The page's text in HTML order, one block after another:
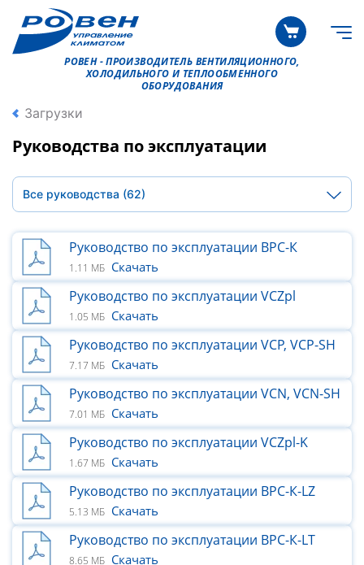
РОВЕН - ПРОИЗВОДИТЕЛЬ ВЕНТИЛЯЦИОННОГО,
ХОЛОДИЛЬНОГО И ТЕПЛООБМЕННОГО
ОБОРУДОВАНИЯ
Загрузки
Руководства по эксплуатации
Все руководства (62)
Руководство по эксплуатации ВРС-К
1.11 МБ Скачать
Руководство по эксплуатации VCZpl
1.05 МБ Скачать
Руководство по эксплуатации VCP, VCP-SH
7.17 МБ Скачать
Руководство по эксплуатации VCN, VCN-SH
7.01 МБ Скачать
Руководство по эксплуатации VCZpl-K
1.67 МБ Скачать
Руководство по эксплуатации ВРС-К-LZ
5.13 МБ Скачать
Руководство по эксплуатации ВРС-К-LT
8.65 МБ Скачать